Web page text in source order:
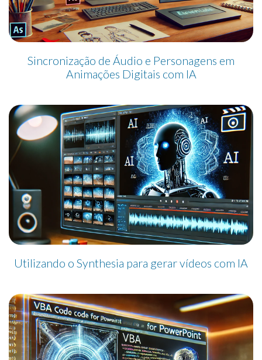
Sincronização de Áudio e Personagens em
Animações Digitais com IA
Utilizando o Synthesia para gerar vídeos com IA